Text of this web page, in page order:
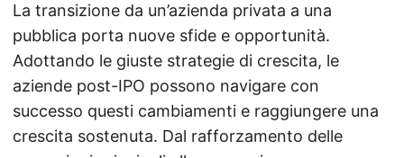
La transizione da un’azienda privata a una
pubblica porta nuove sfide e opportunità.
Adottando le giuste strategie di crescita, le
aziende post-IPO possono navigare con
successo questi cambiamenti e raggiungere una
crescita sostenuta. Dal rafforzamento delle